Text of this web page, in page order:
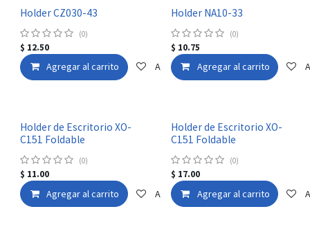
Holder CZ030-43
(0)
$ 12.50
Agregar al carrito Agregar a la lista de deseos
Holder NA10-33
(0)
$ 10.75
Agregar al carrito
Holder de Escritorio XO-
C151 Foldable
(0)
$ 11.00
Agregar al carrito Agregar a la lista de deseos
Holder de Escritorio XO-
C151 Foldable
(0)
$ 17.00
Agregar al carrito